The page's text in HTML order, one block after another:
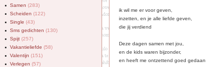
ik wil me er voor geven,
inzetten, en je alle liefde geven,
die jij verdiend
Deze dagen samen met jou,
en de kids waren bijzonder,
en heeft me ontzettend goed gedaan
Samen (283)
Scheiden (122)
Single (43)
Sms gedichten (130)
Spijt (257)
Vakantieliefde (58)
Valentijn (151)
Verlegen (57)